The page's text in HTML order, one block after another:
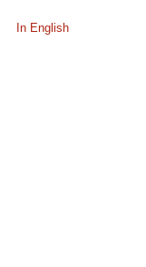
In English